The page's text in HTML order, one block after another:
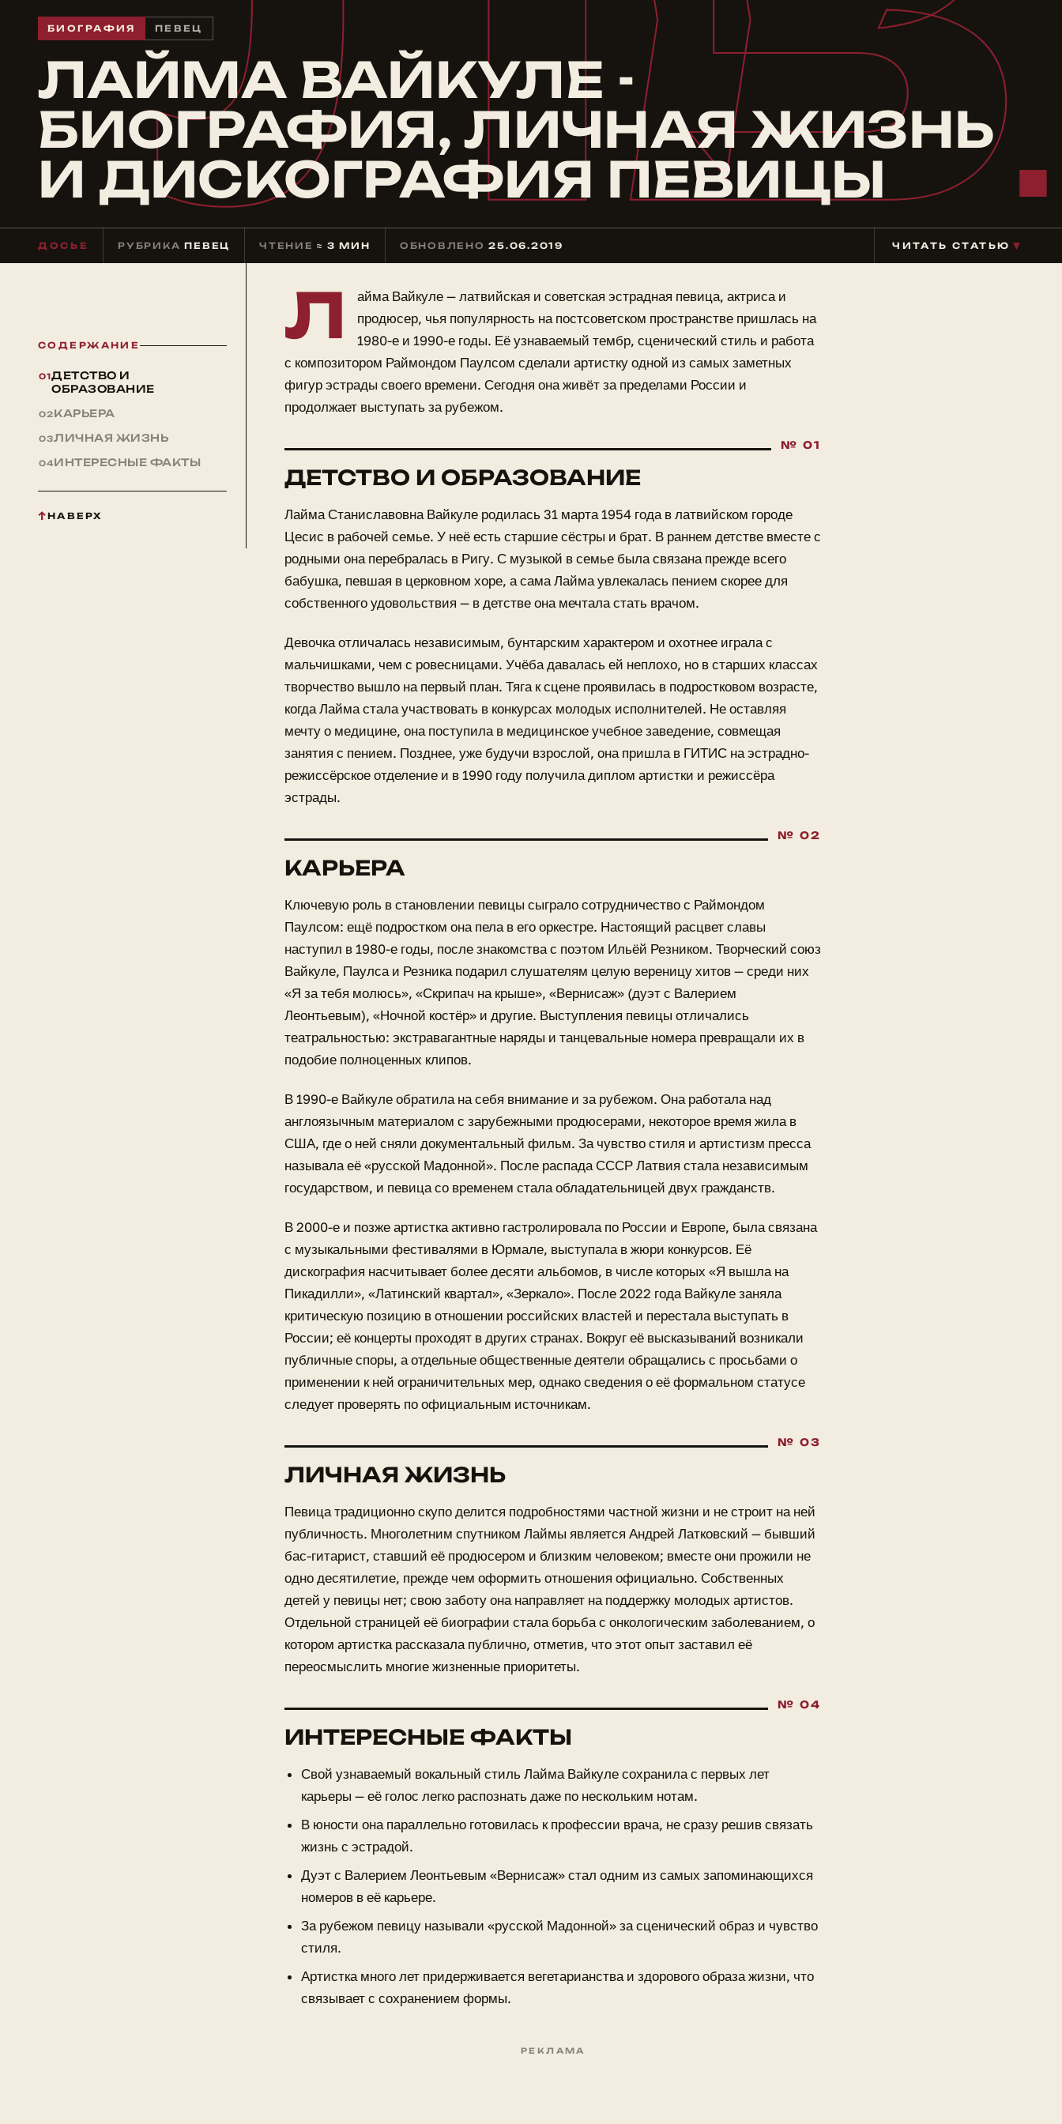
БИОГРАФИЯ ПЕВЕЦ
ЛАЙМА ВАЙКУЛЕ -
БИОГРАФИЯ, ЛИЧНАЯ ЖИЗНЬ
И ДИСКОГРАФИЯ ПЕВИЦЫ
ДОСЬЕ РУБРИКАПЕВЕЦ ЧТЕНИЕ≈ 3 МИН ОБНОВЛЕНО25.06.2019 ЧИТАТЬ СТАТЬЮ ▼
СОДЕРЖАНИЕ
ДЕТСТВО И
ОБРАЗОВАНИЕ
КАРЬЕРА
ЛИЧНАЯ ЖИЗНЬ
ИНТЕРЕСНЫЕ ФАКТЫ
НАВЕРХ
Л
айма Вайкуле — латвийская и советская эстрадная певица, актриса и
продюсер, чья популярность на постсоветском пространстве пришлась на
1980-е и 1990-е годы. Её узнаваемый тембр, сценический стиль и работа
с композитором Раймондом Паулсом сделали артистку одной из самых заметных
фигур эстрады своего времени. Сегодня она живёт за пределами России и
продолжает выступать за рубежом.
ДЕТСТВО И ОБРАЗОВАНИЕ
Лайма Станиславовна Вайкуле родилась 31 марта 1954 года в латвийском городе
Цесис в рабочей семье. У неё есть старшие сёстры и брат. В раннем детстве вместе с
родными она перебралась в Ригу. С музыкой в семье была связана прежде всего
бабушка, певшая в церковном хоре, а сама Лайма увлекалась пением скорее для
собственного удовольствия — в детстве она мечтала стать врачом.
Девочка отличалась независимым, бунтарским характером и охотнее играла с
мальчишками, чем с ровесницами. Учёба давалась ей неплохо, но в старших классах
творчество вышло на первый план. Тяга к сцене проявилась в подростковом возрасте,
когда Лайма стала участвовать в конкурсах молодых исполнителей. Не оставляя
мечту о медицине, она поступила в медицинское учебное заведение, совмещая
занятия с пением. Позднее, уже будучи взрослой, она пришла в ГИТИС на эстрадно-
режиссёрское отделение и в 1990 году получила диплом артистки и режиссёра
эстрады.
КАРЬЕРА
Ключевую роль в становлении певицы сыграло сотрудничество с Раймондом
Паулсом: ещё подростком она пела в его оркестре. Настоящий расцвет славы
наступил в 1980-е годы, после знакомства с поэтом Ильёй Резником. Творческий союз
Вайкуле, Паулса и Резника подарил слушателям целую вереницу хитов — среди них
«Я за тебя молюсь», «Скрипач на крыше», «Вернисаж» (дуэт с Валерием
Леонтьевым), «Ночной костёр» и другие. Выступления певицы отличались
театральностью: экстравагантные наряды и танцевальные номера превращали их в
подобие полноценных клипов.
В 1990-е Вайкуле обратила на себя внимание и за рубежом. Она работала над
англоязычным материалом с зарубежными продюсерами, некоторое время жила в
США, где о ней сняли документальный фильм. За чувство стиля и артистизм пресса
называла её «русской Мадонной». После распада СССР Латвия стала независимым
государством, и певица со временем стала обладательницей двух гражданств.
В 2000-е и позже артистка активно гастролировала по России и Европе, была связана
с музыкальными фестивалями в Юрмале, выступала в жюри конкурсов. Её
дискография насчитывает более десяти альбомов, в числе которых «Я вышла на
Пикадилли», «Латинский квартал», «Зеркало». После 2022 года Вайкуле заняла
критическую позицию в отношении российских властей и перестала выступать в
России; её концерты проходят в других странах. Вокруг её высказываний возникали
публичные споры, а отдельные общественные деятели обращались с просьбами о
применении к ней ограничительных мер, однако сведения о её формальном статусе
следует проверять по официальным источникам.
ЛИЧНАЯ ЖИЗНЬ
Певица традиционно скупо делится подробностями частной жизни и не строит на ней
публичность. Многолетним спутником Лаймы является Андрей Латковский — бывший
бас-гитарист, ставший её продюсером и близким человеком; вместе они прожили не
одно десятилетие, прежде чем оформить отношения официально. Собственных
детей у певицы нет; свою заботу она направляет на поддержку молодых артистов.
Отдельной страницей её биографии стала борьба с онкологическим заболеванием, о
котором артистка рассказала публично, отметив, что этот опыт заставил её
переосмыслить многие жизненные приоритеты.
ИНТЕРЕСНЫЕ ФАКТЫ
Свой узнаваемый вокальный стиль Лайма Вайкуле сохранила с первых лет
карьеры — её голос легко распознать даже по нескольким нотам.
В юности она параллельно готовилась к профессии врача, не сразу решив связать
жизнь с эстрадой.
Дуэт с Валерием Леонтьевым «Вернисаж» стал одним из самых запоминающихся
номеров в её карьере.
За рубежом певицу называли «русской Мадонной» за сценический образ и чувство
стиля.
Артистка много лет придерживается вегетарианства и здорового образа жизни, что
связывает с сохранением формы.
РЕКЛАМА